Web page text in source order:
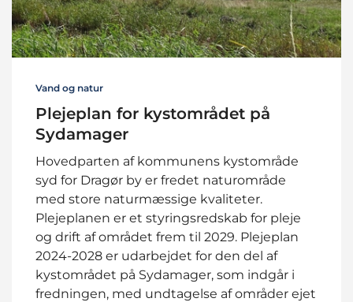
Vand og natur
Plejeplan for kystområdet på
Sydamager
Hovedparten af kommunens kystområde
syd for Dragør by er fredet naturområde
med store naturmæssige kvaliteter.
Plejeplanen er et styringsredskab for pleje
og drift af området frem til 2029. Plejeplan
2024-2028 er udarbejdet for den del af
kystområdet på Sydamager, som indgår i
fredningen, med undtagelse af områder ejet